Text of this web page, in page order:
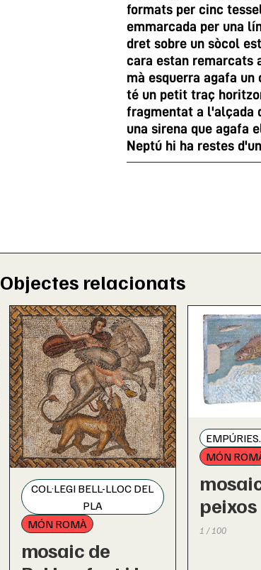
formats per cinc
emmarcada per una
dret sobre un sòcol
cara estan remarcats
mà esquerra agafa
té un petit traç
fragmentat a l'alçada
una sirena que agafa
Neptú hi ha restes
Objectes relacionats
COL·LEGI BELL-LLOC DEL
PLA
MÓN ROMÀ
mosaic de
MÓN
peixos
1 / 100